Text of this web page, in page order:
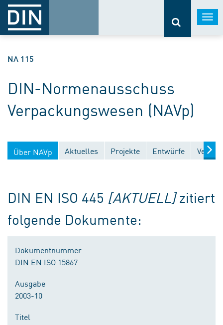
NA 115
DIN-Normenausschuss
Verpackungswesen (NAVp)
Über NAVp Aktuelles Projekte Entwürfe
DIN EN ISO 445 [AKTUELL] zitiert
folgende Dokumente:
Dokumentnummer
DIN EN ISO 15867
Ausgabe
2003-10
Titel